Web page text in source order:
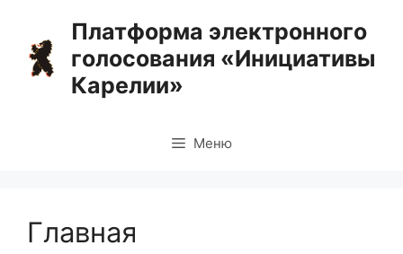
содержимому
Платформа электронного
голосования «Инициативы
Карелии»
Меню
Главная